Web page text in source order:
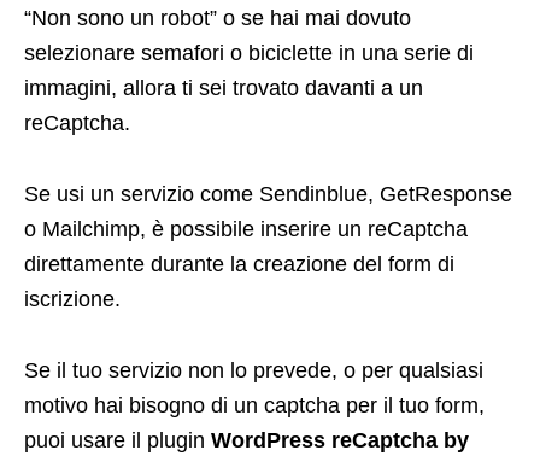
“Non sono un robot” o se hai mai dovuto
selezionare semafori o biciclette in una serie di
immagini, allora ti sei trovato davanti a un
reCaptcha.
Se usi un servizio come Sendinblue, GetResponse
o Mailchimp, è possibile inserire un reCaptcha
direttamente durante la creazione del form di
iscrizione.
Se il tuo servizio non lo prevede, o per qualsiasi
motivo hai bisogno di un captcha per il tuo form,
puoi usare il plugin WordPress reCaptcha by